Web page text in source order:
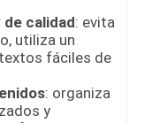
calidad: evita
utiliza un
fáciles de
: organiza
y